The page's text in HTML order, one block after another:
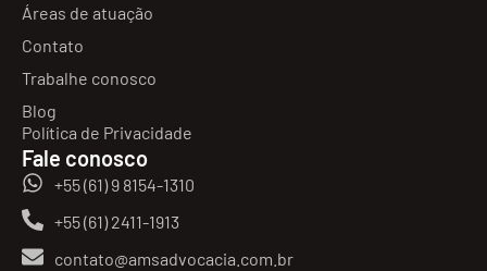
Áreas de atuação
Contato
Trabalhe conosco
Blog
Política de Privacidade
Fale conosco
+55 (61) 9 8154-1310
+55 (61) 2411-1913
contato@amsadvocacia.com.br